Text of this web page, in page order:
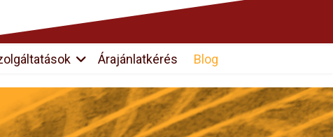
Árajánlatkérés Blog